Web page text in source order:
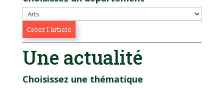
Une actualité
Choisissez une thématique